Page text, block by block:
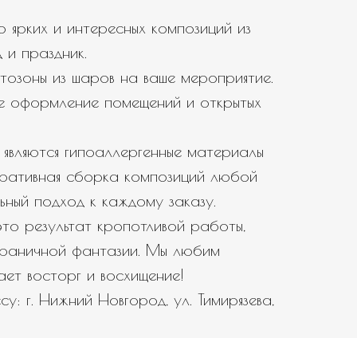
и интересных композиций из
праздник.
из шаров на ваше мероприятие.
оформление помещений и открытых
гипоаллергенные материалы
сборка композиций любой
подход к каждому заказу.
результат кропотливой работы,
фантазии. Мы любим
восторг и восхищение!
г. Нижний Новгород, ул. Тимирязева,